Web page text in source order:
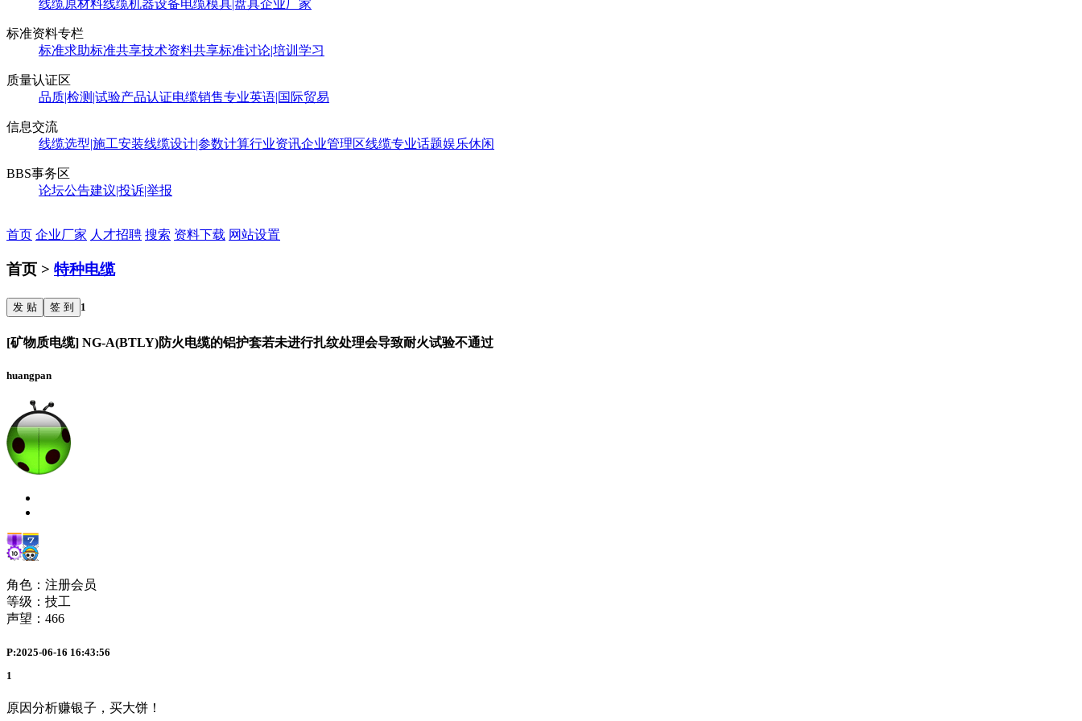
线缆原材料线缆机器设备电缆模具|盘具企业厂家
标准资料专栏
标准求助标准共享技术资料共享标准讨论|培训学习
质量认证区
品质|检测|试验产品认证电缆销售专业英语|国际贸易
信息交流
线缆选型|施工安装线缆设计|参数计算行业资讯企业管理区线缆专业话题娱乐休闲
BBS事务区
论坛公告建议|投诉|举报
首页 企业厂家 人才招聘 搜索 资料下载 网站设置
首页 > 特种电缆
发 贴 签 到 1
[矿物质电缆] NG-A(BTLY)防火电缆的铝护套若未进行扎纹处理会导致耐火试验不通过
huangpan
角色：注册会员
等级：技工
声望： 466
P:2025-06-16 16:43:56
1
原因分析赚银子，买大饼！